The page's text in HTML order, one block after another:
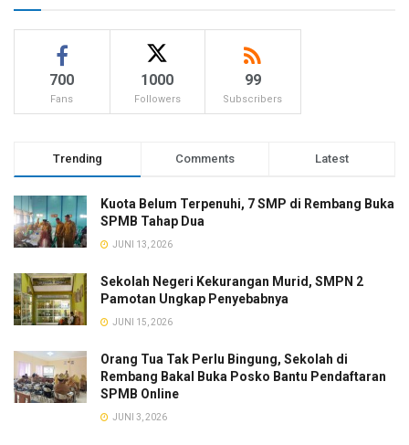
700
Fans
1000
Followers
99
Subscribers
Trending Comments Latest
Kuota Belum Terpenuhi, 7 SMP di Rembang Buka
SPMB Tahap Dua
JUNI 13, 2026
Sekolah Negeri Kekurangan Murid, SMPN 2
Pamotan Ungkap Penyebabnya
JUNI 15, 2026
Orang Tua Tak Perlu Bingung, Sekolah di
Rembang Bakal Buka Posko Bantu Pendaftaran
SPMB Online
JUNI 3, 2026